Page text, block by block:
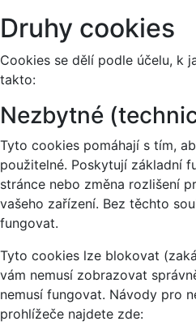
Druhy cookies
Cookies se dělí podle účelu, k
takto:
Nezbytné
Tyto cookies pomáhají s tím,
použitelné. Poskytují základní
stránce nebo změna rozlišení
vašeho zařízení. Bez těchto
fungovat.
Tyto cookies lze blokovat
vám nemusí zobrazovat
nemusí fungovat. Návody pro
prohlížeče najdete zde: